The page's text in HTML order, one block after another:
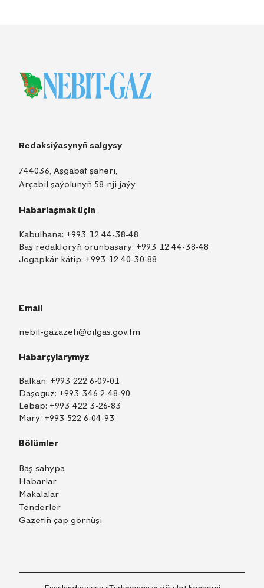
Redaksiýasynyň salgysy
744036, Aşgabat şäheri,
Arçabil şaýolunyň 58-nji jaýy
Habarlaşmak üçin
Kabulhana: +993 12 44-38-48
Baş redaktoryň orunbasary: +993 12 44-38-48
Jogapkär kätip: +993 12 40-30-88
Email
nebit-gazazeti@oilgas.gov.tm
Habarçylarymyz
Balkan: +993 222 6-09-01
Daşoguz: +993 346 2-48-90
Lebap: +993 422 3-26-83
Mary: +993 522 6-04-93
Bölümler
Baş sahypa
Habarlar
Makalalar
Tenderler
Gazetiň çap görnüşi